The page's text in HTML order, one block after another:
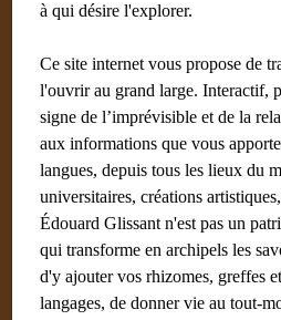
janvier 2018
à qui désire l'explorer.
Ce site internet vous propose de
l'ouvrir au grand large. Interactif,
signe de l’imprévisible et de la
aux informations que vous
langues, depuis tous les lieux du
universitaires, créations
Édouard Glissant n'est pas un
qui transforme en archipels les
d'y ajouter vos rhizomes, greffes
langages, de donner vie au tout-